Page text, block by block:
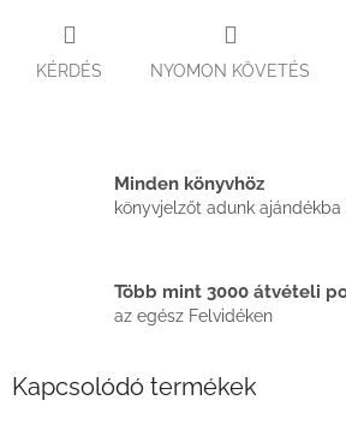
KÉRDÉS NYOMON KÖVETÉS
Minden könyvhöz
könyvjelzőt adunk ajándékba
Több mint 3000 átvételi
az egész Felvidéken
Kapcsolódó termékek